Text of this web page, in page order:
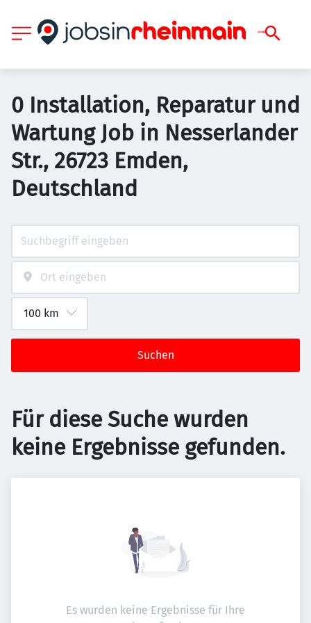
0 Installation, Reparatur und
Wartung Job in Nesserlander
Str., 26723 Emden,
Deutschland
Suchen
Für diese Suche wurden
keine Ergebnisse gefunden.
Es wurden keine Ergebnisse für Ihre